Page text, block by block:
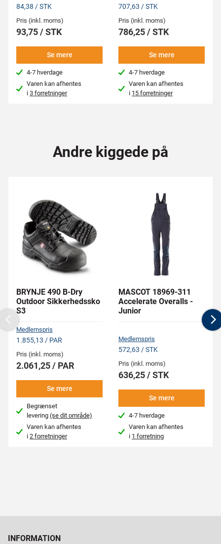
84,38 / STK
Pris (inkl. moms)
93,75 / STK
Se mere
4-7 hverdage
Varen kan afhentes
i3 forretninger
707,63 / STK
Pris (inkl. moms)
786,25 / STK
Se mere
4-7 hverdage
Varen kan afhentes
i 15 forretninger
Andre kiggede på
BRYNJE 490 B-Dry
Outdoor Sikkerhedssko
S3
Medlemspris
1.855,13 / PAR
Pris (inkl. moms)
2.061,25 / PAR
Se mere
Begrænset
levering(se dit område)
Varen kan afhentes
i2 forretninger
MASCOT 18969-311
Accelerate Overalls -
Junior
Medlemspris
572,63 / STK
Pris (inkl. moms)
636,25 / STK
Se mere
4-7 hverdage
Varen kan afhentes
i 1 forretning
Previous
INFORMATION